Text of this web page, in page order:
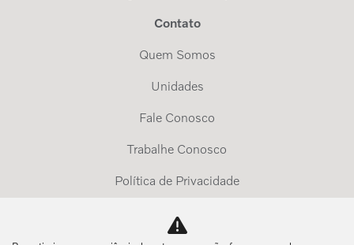
Contato
Quem Somos
Unidades
Fale Conosco
Trabalhe Conosco
Política de Privacidade